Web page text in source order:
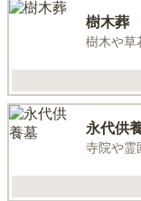
樹木葬
樹木や草
永代供
寺院や霊